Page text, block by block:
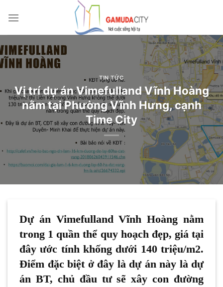
qua
dung
TIN TỨC
Vị trí dự án Vimefulland Vĩnh Hoàng
nằm tại Phường Vĩnh Hưng, cạnh
Time City
Dự án Vimefulland Vĩnh Hoàng nằm
trong 1 quần thể quy hoạch đẹp, giá tại
đây ước tính khống dưới 140 triệu/m2.
Điểm đặc biệt ở đây là dự án này là dự
án BT, chủ đầu tư sẽ xây con đường